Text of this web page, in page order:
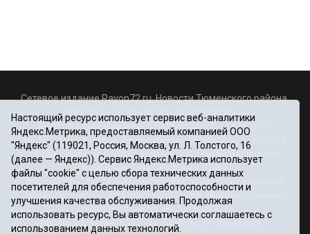
Сетевое издание Rayon72.ru. Новости Тюменского района.
Rayon72@yandex.ru
Регистрационный номер СМИ Эл № ФС77-67956 от
06.12.2016г., выдано Федеральной службой по надзору в
сфере связи, информационных технологий и массовых
коммуникаций (Роскомнадзор)
Учредитель: Автономная некоммерческая организация
«Информационно-издательский центр «Красное знамя».
Главный редактор Некрасова Т. В.
Почтовый адрес: 625031 г.Тюмень. ул. Шишкова, 6
Настоящий ресурс использует сервис веб-аналитики
Яндекс.Метрика, предоставляемый компанией ООО
"Яндекс" (119021, Россия, Москва, ул. Л. Толстого, 16
(далее — Яндекс)). Сервис Яндекс.Метрика использует
файлы "cookie" с целью сбора технических данных
посетителей для обеспечения работоспособности и
улучшения качества обслуживания. Продолжая
использовать ресурс, Вы автоматически соглашаетесь с
использованием данных технологий.